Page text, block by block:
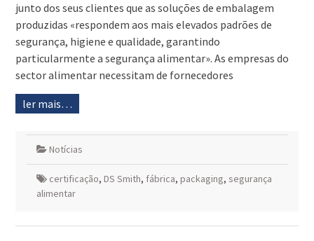
junto dos seus clientes que as soluções de embalagem
produzidas «respondem aos mais elevados padrões de
segurança, higiene e qualidade, garantindo
particularmente a segurança alimentar». As empresas do
sector alimentar necessitam de fornecedores
ler mais…
Notícias
certificação, DS Smith, fábrica, packaging, segurança
alimentar